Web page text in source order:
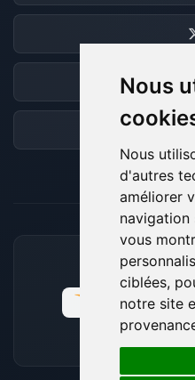
Nous
Nous
d'autres
améliorer
navigation
vous
ciblées,
notre site
MOYENS DE